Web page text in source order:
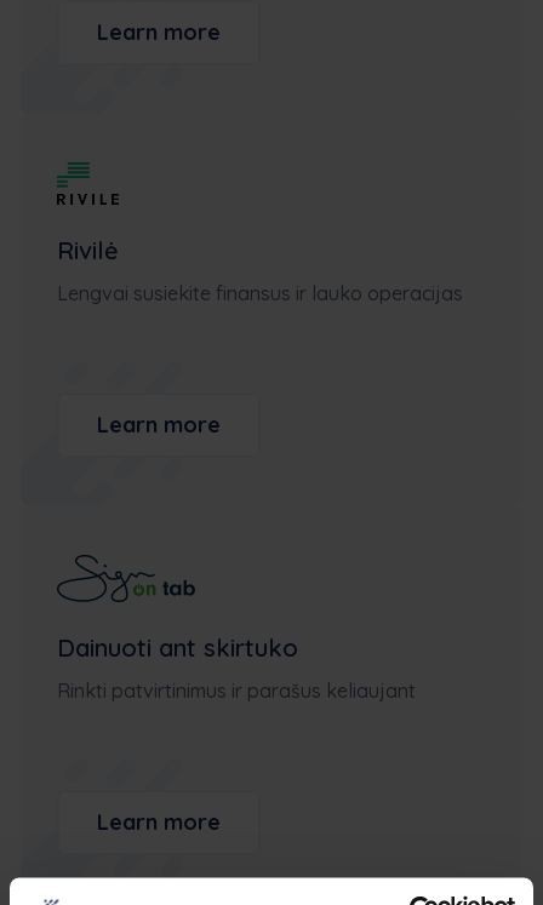
Learn more
Rivilė
Lengvai susiekite finansus ir lauko operacijas
Learn more
Dainuoti ant skirtuko
Rinkti patvirtinimus ir parašus keliaujant
Learn more